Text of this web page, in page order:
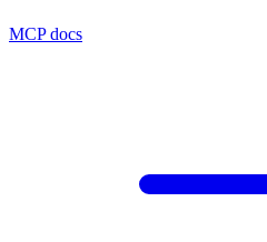
MCP docs